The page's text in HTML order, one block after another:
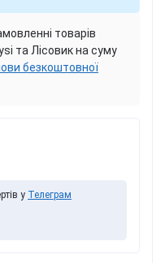
товарів
та Лісовик на суму
безкоштовної
у Телеграм